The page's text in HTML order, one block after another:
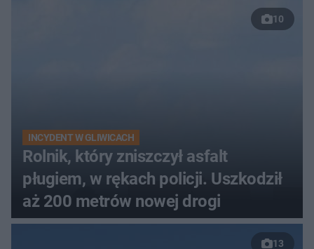
10
INCYDENT W GLIWICACH
Rolnik, który zniszczył asfalt
pługiem, w rękach policji. Uszkodził
aż 200 metrów nowej drogi
13